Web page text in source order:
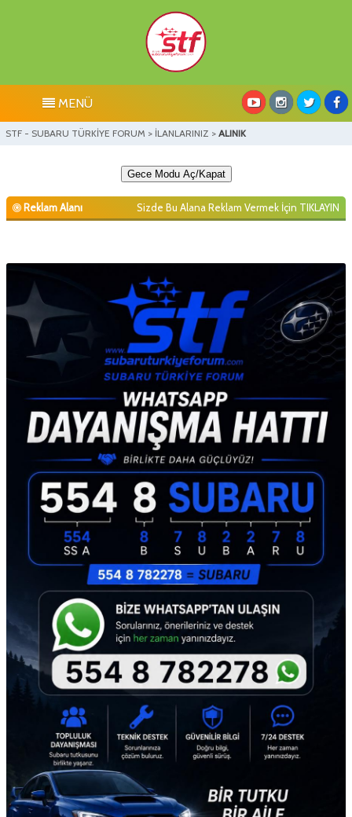
MENÜ
STF - SUBARU TÜRKİYE FORUM > İLANLARINIZ > ALINIK
Gece Modu Aç/Kapat
Reklam Alanı Sizde Bu Alana Reklam Vermek İçin TIKLAYIN